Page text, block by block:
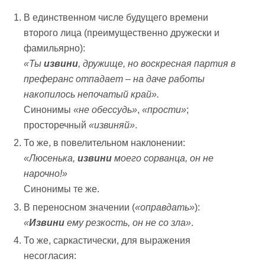
В единственном числе будущего времени
второго лица (преимущественно дружески и
фамильярно):
«Тыизвини, дружище, но воскресная партия в
преферанс отпадает – на даче работы
накопилось непочатый край».
Синонимы«не обессудь»,«прости»;
просторечный«извиняй».
То же, в повелительном наклонении:
«Люсенька,извини моего сорванца, он не
нарочно!»
Синонимы те же.
В переносном значении («оправдать»):
«Извини ему резкость, он не со зла».
То же, саркастически, для выражения
несогласия: